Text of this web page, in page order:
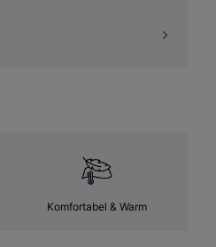
Komfortabel & Warm